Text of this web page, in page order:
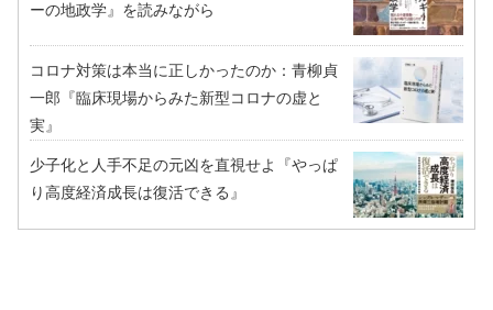
ーの地政学』を読みながら
コロナ対策は本当に正しかったのか：青柳貞
一郎『臨床現場からみた新型コロナの虚と
実』
少子化と人手不足の元凶を直視せよ『やっぱ
り高度経済成長は復活できる』